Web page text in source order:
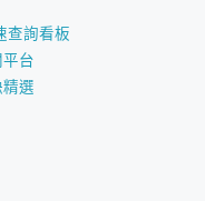
查詢看板
台
選